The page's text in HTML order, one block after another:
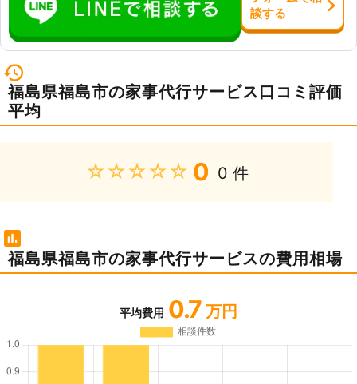
談する
福島県福島市の家事代行サービス口コミ評価
平均
★★★★★ 0 0 件
福島県福島市の家事代行サービスの費用相場
平均費用 0.7 万円